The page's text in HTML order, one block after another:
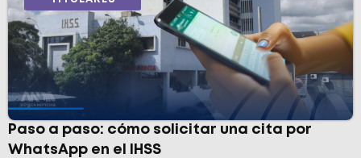
Paso a paso: cómo solicitar una cita por
WhatsApp en el IHSS